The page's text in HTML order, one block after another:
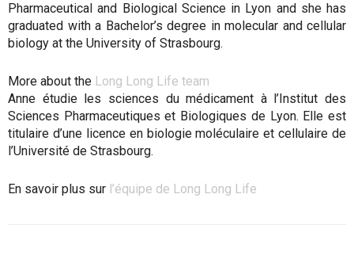
Pharmaceutical and Biological Science in Lyon and she has
graduated with a Bachelor’s degree in molecular and cellular
biology at the University of Strasbourg.
More about the Long Long Life team
Anne étudie les sciences du médicament à l’Institut des
Sciences Pharmaceutiques et Biologiques de Lyon. Elle est
titulaire d’une licence en biologie moléculaire et cellulaire de
l’Université de Strasbourg.
En savoir plus sur l’équipe de Long Long Life